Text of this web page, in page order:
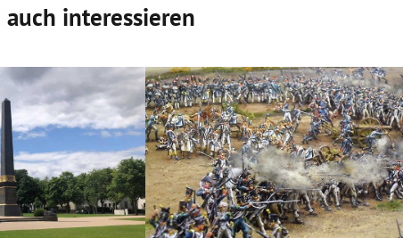
auch interessieren